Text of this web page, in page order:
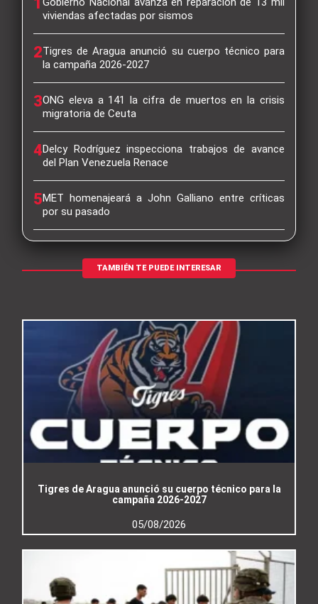
viviendas afectadas por sismos
2Tigres de Aragua anunció su cuerpo técnico para
la campaña 2026-2027
3ONG eleva a 141 la cifra de muertos en la crisis
migratoria de Ceuta
4Delcy Rodríguez inspecciona trabajos de avance
del Plan Venezuela Renace
5MET homenajeará a John Galliano entre críticas
por su pasado
TAMBIÉN TE PUEDE INTERESAR
Tigres de Aragua anunció su cuerpo técnico para la
campaña 2026-2027
05/08/2026